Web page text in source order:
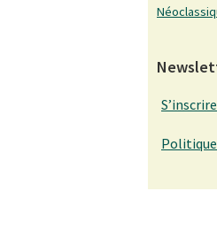
S’inscrire